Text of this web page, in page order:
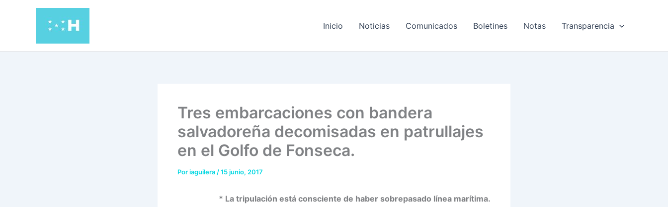
Inicio Noticias Comunicados Boletines Notas Transparencia
Tres embarcaciones con bandera
salvadoreña decomisadas en patrullajes
en el Golfo de Fonseca.
Poriaguilera /15 junio, 2017
* La tripulación está consciente de haber sobrepasado línea marítima.